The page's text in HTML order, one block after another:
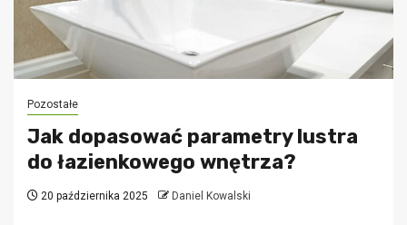
Pozostałe
Jak dopasować parametry lustra
do łazienkowego wnętrza?
20 października 2025 Daniel Kowalski